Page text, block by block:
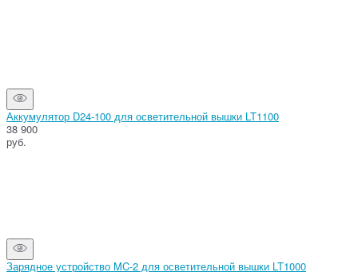
Аккумулятор D24-100 для осветительной вышки LT1100
38 900
руб.
Зарядное устройство MC-2 для осветительной вышки LT1000